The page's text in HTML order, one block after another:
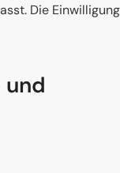
Die Einwilligung
und